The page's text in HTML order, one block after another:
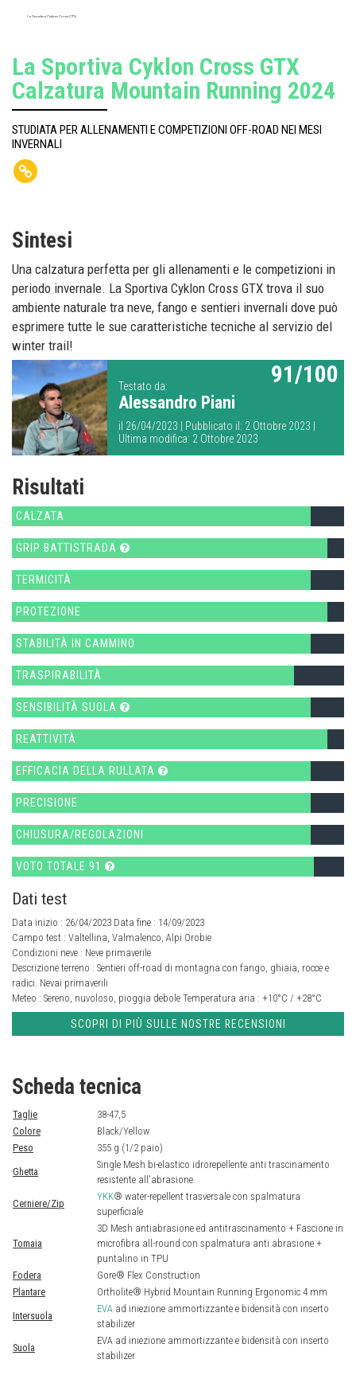
La Sportiva Cyklon Cross GTX
La Sportiva Cyklon Cross GTX
Calzatura Mountain Running 2024
STUDIATA PER ALLENAMENTI E COMPETIZIONI OFF-ROAD NEI MESI
INVERNALI
Sintesi
Una calzatura perfetta per gli allenamenti e le competizioni in
periodo invernale. La Sportiva Cyklon Cross GTX trova il suo
ambiente naturale tra neve, fango e sentieri invernali dove può
esprimere tutte le sue caratteristiche tecniche al servizio del
winter trail!
Testato da:
Alessandro Piani
il 26/04/2023 | Pubblicato il: 2 Ottobre 2023 |
Ultima modifica: 2 Ottobre 2023
91/100
Risultati
CALZATA
GRIP BATTISTRADA
TERMICITÀ
PROTEZIONE
STABILITÀ IN CAMMINO
TRASPIRABILITÀ
SENSIBILITÀ SUOLA
REATTIVITÀ
EFFICACIA DELLA RULLATA
PRECISIONE
CHIUSURA/REGOLAZIONI
VOTO TOTALE 91
Dati test
Data inizio : 26/04/2023 Data fine : 14/09/2023
Campo test : Valtellina, Valmalenco, Alpi Orobie
Condizioni neve : Neve primaverile
Descrizione terreno : Sentieri off-road di montagna con fango, ghiaia, rocce e
radici. Nevai primaverili
Meteo : Sereno, nuvoloso, pioggia debole Temperatura aria : +10°C / +28°C
SCOPRI DI PIÙ SULLE NOSTRE RECENSIONI
Scheda tecnica
Taglie
38-47,5
Colore
Black/Yellow
Peso
355 g (1/2 paio)
Ghetta
Single Mesh bi-elastico idrorepellente anti trascinamento
resistente all'abrasione
Cerniere/Zip
YKK® water-repellent trasversale con spalmatura
superficiale
Tomaia
3D Mesh antiabrasione ed antitrascinamento + Fascione in
microfibra all-round con spalmatura anti abrasione +
puntalino in TPU
Fodera
Gore® Flex Construction
Plantare
Ortholite® Hybrid Mountain Running Ergonomic 4 mm
Intersuola
EVA ad iniezione ammortizzante e bidensità con inserto
stabilizer
Suola
EVA ad iniezione ammortizzante e bidensità con inserto
stabilizer